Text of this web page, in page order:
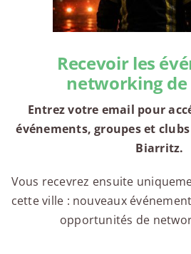
Recevoir les
networking
Entrez votre email pour
événements, groupes et
Biarritz.
Vous recevrez ensuite
cette ville : nouveaux
opportunités de